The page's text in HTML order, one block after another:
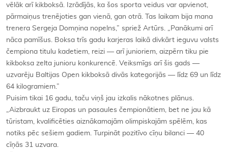
vēlāk arī kikboksā. Izrādījās, ka šos sporta veidus var apvienot,
pārmaiņus trenējoties gan vienā, gan otrā. Tas laikam bija mana
trenera Sergeja Domņina nopelns,” spriež Artūrs. „Panākumi arī
nāca pamīšus. Boksa trīs gadu karjeras laikā divkārt ieguvu valsts
čempiona titulu kadetiem, reizi — arī junioriem, aizpērn tiku pie
kikboksa zelta junioru konkurencē. Veiksmīgs arī šis gads —
uzvarēju Baltijas Open kikboksā divās kategorijās — līdz 69 un līdz
64 kilogramiem.”
Puisim tikai 16 gadu, taču viņš jau izkalis nākotnes plānus.
„Aizbraukt uz Eiropas un pasaules čempionātiem, bet ne jau kā
tūristam, kvalificēties aiznākamajām olimpiskajām spēlēm, kas
notiks pēc sešiem gadiem. Turpināt pozitīvo cīņu bilanci — 40
cīņās 31 uzvara.